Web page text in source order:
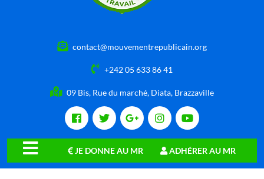
contact@mouvementrepublicain.org
+242 05 633 86 41
09 Bis, Rue du marché, Diata, Brazzaville
close
JE DONNE AU MR ADHÉRER AU MR